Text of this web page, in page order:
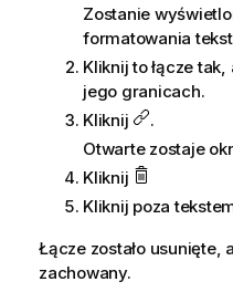
Zostanie
formatowania
Kliknij to łącze
jego granicach.
Kliknij
.
Otwarte zostaje
Kliknij
Kliknij poza
Łącze zostało usunięte,
zachowany.